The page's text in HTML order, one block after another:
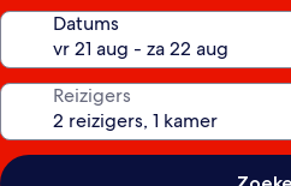
Datums
Reizigers